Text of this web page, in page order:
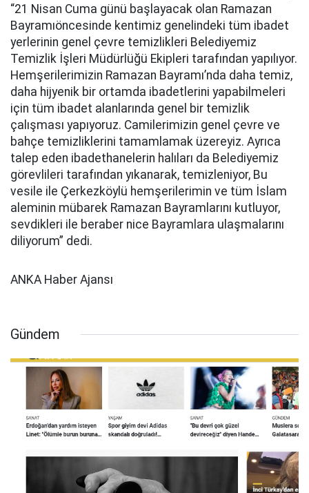
“21 Nisan Cuma günü başlayacak olan Ramazan
Bayramıöncesinde kentimiz genelindeki tüm ibadet
yerlerinin genel çevre temizlikleri Belediyemiz
Temizlik İşleri Müdürlüğü Ekipleri tarafından yapılıyor.
Hemşerilerimizin Ramazan Bayramı’nda daha temiz,
daha hijyenik bir ortamda ibadetlerini yapabilmeleri
için tüm ibadet alanlarında genel bir temizlik
çalışması yapıyoruz. Camilerimizin genel çevre ve
bahçe temizliklerini tamamlamak üzereyiz. Ayrıca
talep eden ibadethanelerin halıları da Belediyemiz
görevlileri tarafından yıkanarak, temizleniyor, Bu
vesile ile Çerkezköylü hemşerilerimin ve tüm İslam
aleminin mübarek Ramazan Bayramlarını kutluyor,
sevdikleri ile beraber nice Bayramlara ulaşmalarını
diliyorum” dedi.
ANKA Haber Ajansı
Gündem